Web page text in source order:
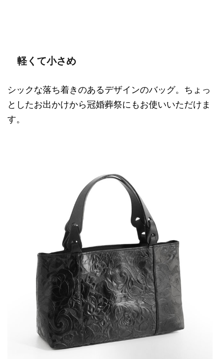
軽くて小さめ
シックな落ち着きのあるデザインのバッグ。ちょっ
としたお出かけから冠婚葬祭にもお使いいただけま
す。